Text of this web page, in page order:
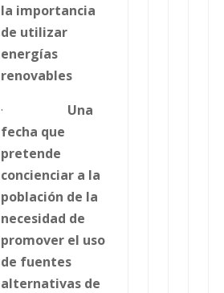
la importancia
de utilizar
energías
renovables
· Una
fecha que
pretende
concienciar a la
población de la
necesidad de
promover el uso
de fuentes
alternativas de